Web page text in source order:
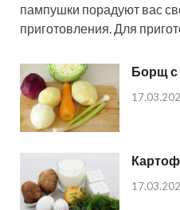
пампушки порадуют вас
приготовления. Для
Борщ с